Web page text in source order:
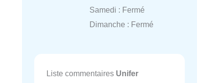
Samedi : Fermé
Dimanche : Fermé
Liste commentaires Unifer